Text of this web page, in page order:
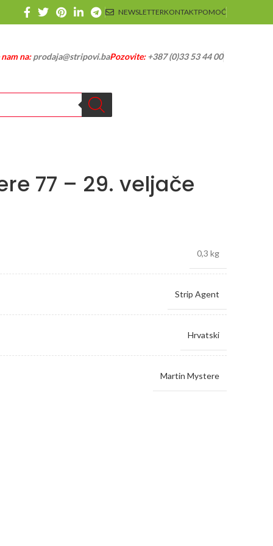
NEWSLETTERKONTAKTPOMOĆ
na:prodaja@stripovi.baPozovite:+387 (0)33 53 44 00
77 – 29. veljače
0,3 kg
Strip Agent
Hrvatski
Martin Mystere